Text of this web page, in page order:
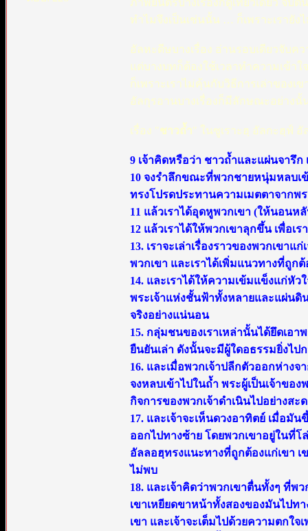
ภาพยนตร์บางเรื่องก็ดูเที่ยวเดียว จั
ทำไมจึงเป็นเช่นนั้น … ก็เพราะเรายัง
อัลหะดีษบางเรื่อง อ่านรอบเดียวจับคว
แต่บางบทก็ต้องใช้เวลาทำความเข้าใ
ก็เพราะเราไม่คุ้นกับวิธีการเล่าของเ
อัลกุรอานบางเรื่องก็มีลักษณะอย่างนั้
เรื่อง "ชาวถ้ำ" ในซูเราะฮฺ อัลกะฮฺฟ์ อั
9 เจ้าคิดหรือว่า ชาวถ้ำและแผ่นจารึ
10 จงรำลึกขณะที่พวกชายหนุ่มหลบเข้
ทรงโปรดประทานความเมตตาจากพ
11 แล้วเราได้อุดหูพวกเขา (ให้นอนห
12 แล้วเราได้ให้พวกเขาลุกขึ้น เพื่อเ
13. เราจะเล่าเรื่องราวของพวกเขา
พวกเขา และเราได้เพิ่มแนวทางที่ถูก
14. และเราได้ให้ความเข้มแข็งแก่หั
พระเจ้าแห่งชั้นฟ้าทั้งหลายและแผ่นดิ
จริงอย่างแน่นอน
15. กลุ่มชนของเราเหล่านั้นได้ยึดเอ
ยืนยันเล่า ดังนั้นจะมีผู้ใดอธรรมยิ่งไป
16. และเมื่อพวกเจ้าปลีกตัวออกห่าง
จงหลบเข้าไปในถ้ำ พระผู้เป็นเจ้าขอ
กิจการของพวกเจ้าดำเนินไปอย่างสะ
17. และเจ้าจะเห็นดวงอาทิตย์ เมื่อมั
ออกไปทางซ้าย โดยพวกเขาอยู่ใน
อัลลอฮฺทรงแนะทางที่ถูกต้องแก่เขา
ไม่พบ
18. และเจ้าคิดว่าพวกเขาตื่นทั้งๆ ที่พ
เขาเหยียดขาหน้าทั้งสองของมันไปท
เขา และเจ้าจะเต็มไปด้วยความตกใจ